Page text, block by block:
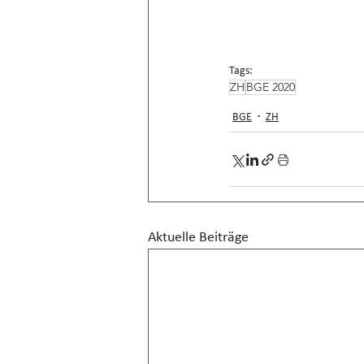
Tags:
ZH BGE 2020
BGE ZH
Aktuelle Beiträge